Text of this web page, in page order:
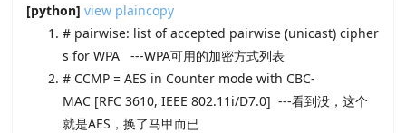
[python] view plaincopy
# pairwise: list of accepted pairwise (unicast) cipher
s for WPA ---WPA可用的加密方式列表
# CCMP = AES in Counter mode with CBC-
MAC [RFC 3610, IEEE 802.11i/D7.0] ---看到没，这个
就是AES，换了马甲而已